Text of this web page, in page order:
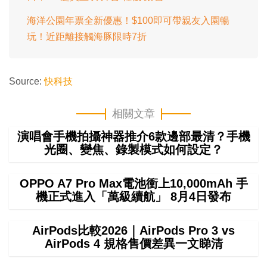
海洋公園年票全新優惠！$100即可帶親友入園暢
玩！近距離接觸海豚限時7折
Source:快科技
相關文章
演唱會手機拍攝神器推介6款邊部最清？手機
光圈、變焦、錄製模式如何設定？
OPPO A7 Pro Max電池衝上10,000mAh 手
機正式進入「萬級續航」 8月4日發布
AirPods比較2026｜AirPods Pro 3 vs
AirPods 4 規格售價差異一文睇清